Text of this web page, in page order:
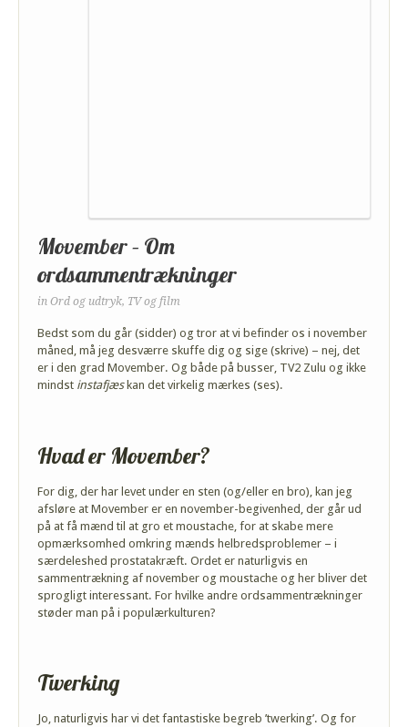
Movember – Om
ordsammentrækninger
in Ord og udtryk, TV og film
Bedst som du går (sidder) og tror at vi befinder os i november
måned, må jeg desværre skuffe dig og sige (skrive) – nej, det
er i den grad Movember. Og både på busser, TV2 Zulu og ikke
mindst instafjæskan det virkelig mærkes (ses).
Hvad er Movember?
For dig, der har levet under en sten (og/eller en bro), kan jeg
afsløre at Movember er en november-begivenhed, der går ud
på at få mænd til at gro et moustache, for at skabe mere
opmærksomhed omkring mænds helbredsproblemer – i
særdeleshed prostatakræft. Ordet er naturligvis en
sammentrækning af november og moustache og her bliver det
sprogligt interessant. For hvilke andre ordsammentrækninger
støder man på i populærkulturen?
Twerking
Jo, naturligvis har vi det fantastiske begreb ’twerking’. Og for